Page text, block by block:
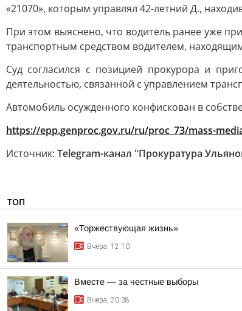
«21070», которым управлял 42-летний Д.,
При этом выяснено, что водитель ранее уже
транспортным средством водителем,
Суд согласился с позицией прокурора и
деятельностью, связанной с управлением
Автомобиль осужденного конфискован в
https://epp.genproc.gov.ru/ru/proc_73/mass-
Источник: Telegram-канал "Прокуратура
ТОП
«Торжествующая жизнь»
Вчера, 12:10
Вместе — за честные выборы
Вчера, 20:38